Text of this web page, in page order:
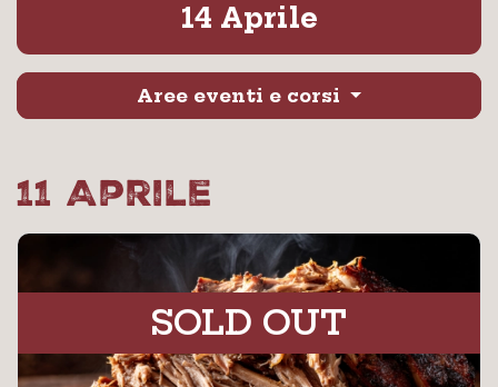
14 Aprile
Aree eventi e corsi
11 Aprile
SOLD OUT